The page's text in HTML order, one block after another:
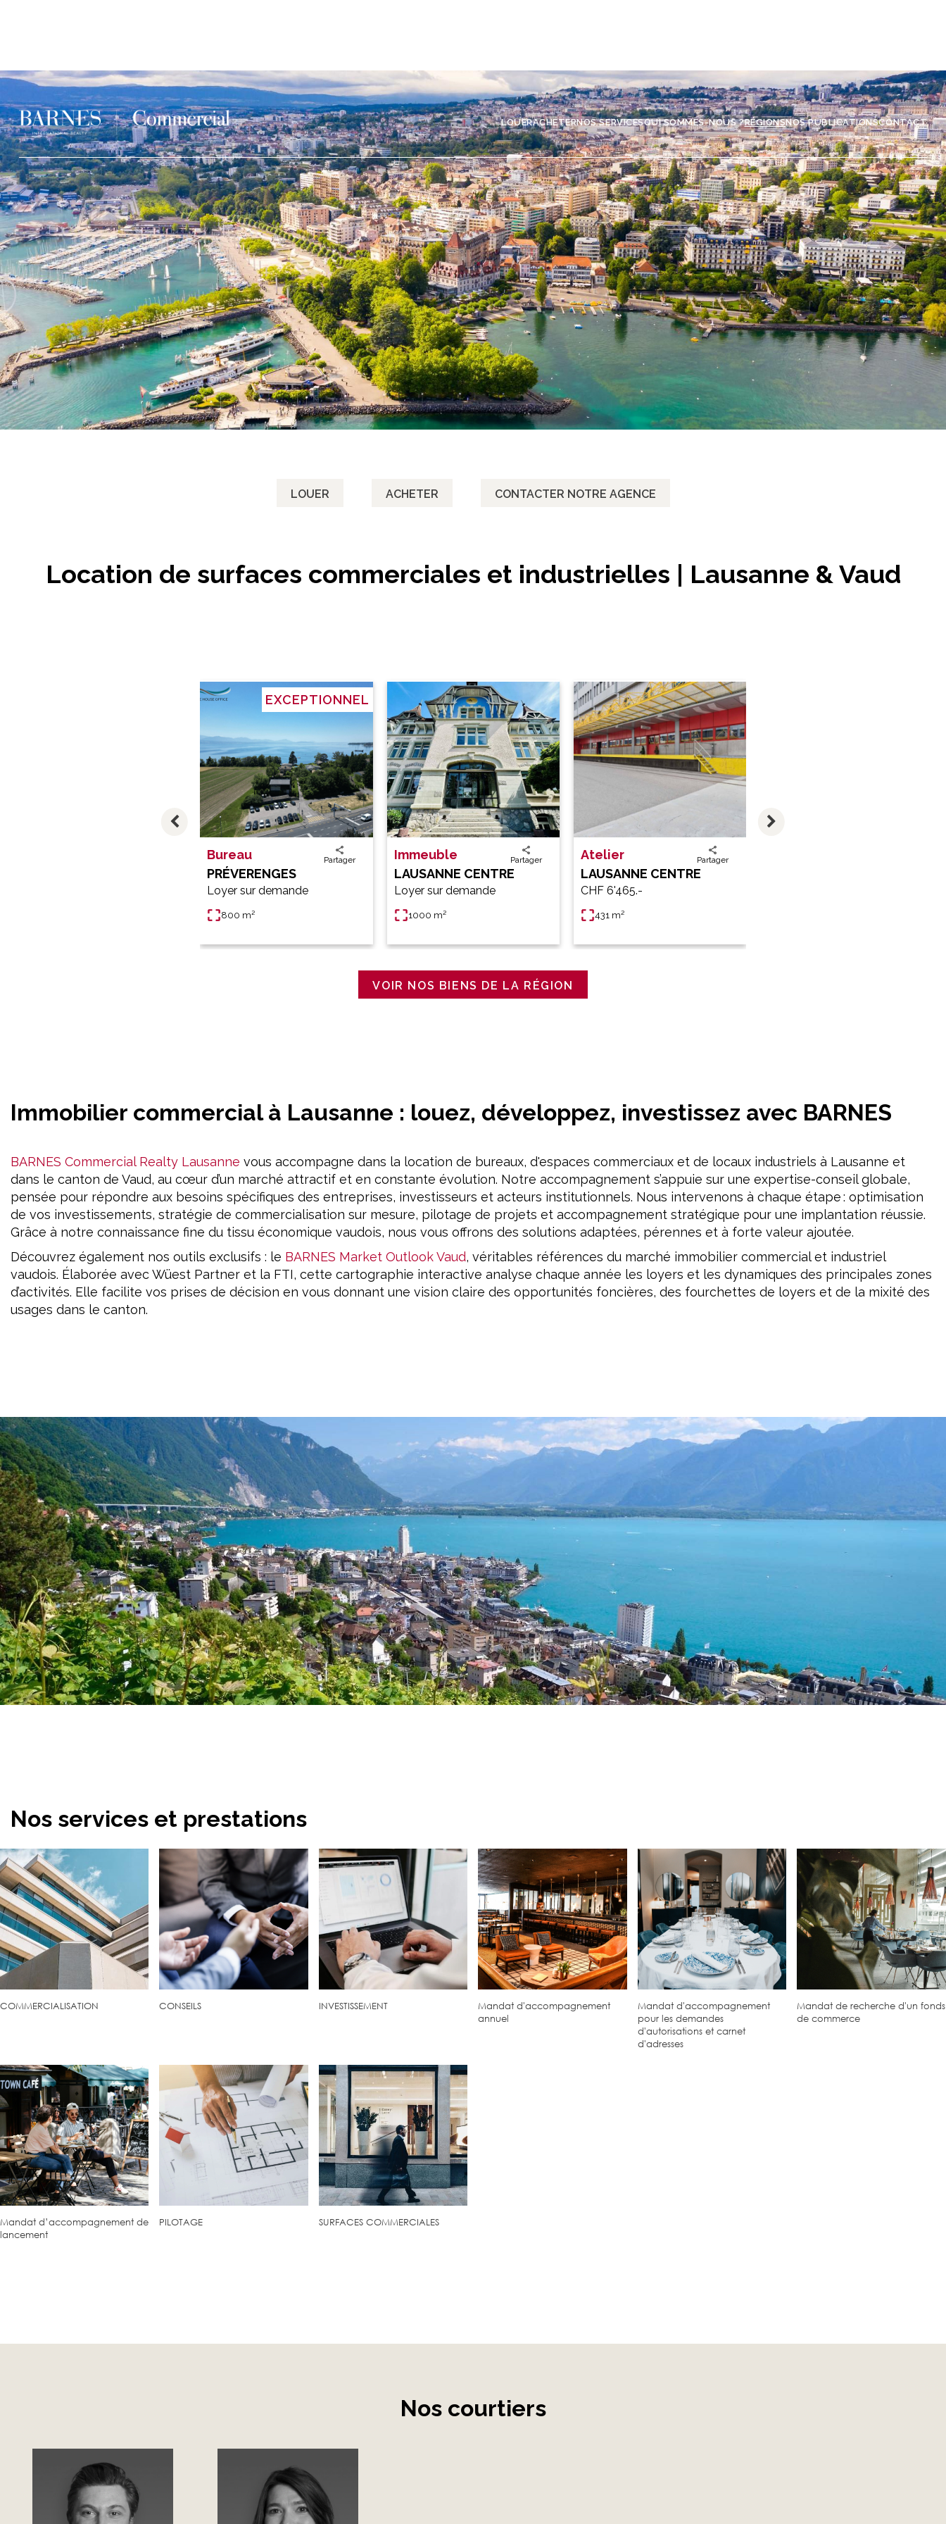
LOUERACHETERNOS SERVICESQUI SOMMES-NOUS ?RÉGIONSNOS PUBLICATIONSCONTACT
LOUER ACHETER CONTACTER NOTRE AGENCE
Location de surfaces commerciales et industrielles | Lausanne & Vaud
EXCEPTIONNEL
Partager
Bureau
PRÉVERENGES
Loyer sur demande
800 m²
Partager
Immeuble
LAUSANNE CENTRE
Loyer sur demande
1000 m²
Partager
Atelier
LAUSANNE CENTRE
CHF 6'465.-
431 m²
VOIR NOS BIENS DE LA RÉGION
Immobilier commercial à Lausanne : louez, développez, investissez avec BARNES
BARNES Commercial Realty Lausanne vous accompagne dans la location de bureaux, d'espaces commerciaux et de locaux industriels à Lausanne et
dans le canton de Vaud, au cœur d’un marché attractif et en constante évolution. Notre accompagnement s’appuie sur une expertise-conseil globale,
pensée pour répondre aux besoins spécifiques des entreprises, investisseurs et acteurs institutionnels. Nous intervenons à chaque étape : optimisation
de vos investissements, stratégie de commercialisation sur mesure, pilotage de projets et accompagnement stratégique pour une implantation réussie.
Grâce à notre connaissance fine du tissu économique vaudois, nous vous offrons des solutions adaptées, pérennes et à forte valeur ajoutée.
Découvrez également nos outils exclusifs : le BARNES Market Outlook Vaud, véritables références du marché immobilier commercial et industriel
vaudois. Élaborée avec Wüest Partner et la FTI, cette cartographie interactive analyse chaque année les loyers et les dynamiques des principales zones
d’activités. Elle facilite vos prises de décision en vous donnant une vision claire des opportunités foncières, des fourchettes de loyers et de la mixité des
usages dans le canton.
Nos services et prestations
COMMERCIALISATION CONSEILS INVESTISSEMENT
Mandat d'accompagnement
annuel
Mandat d'accompagnement
pour les demandes
d'autorisations et carnet
d'adresses
Mandat de recherche d'un fonds
de commerce
Mandat d’accompagnement de
lancement
PILOTAGE SURFACES COMMERCIALES
Nos courtiers